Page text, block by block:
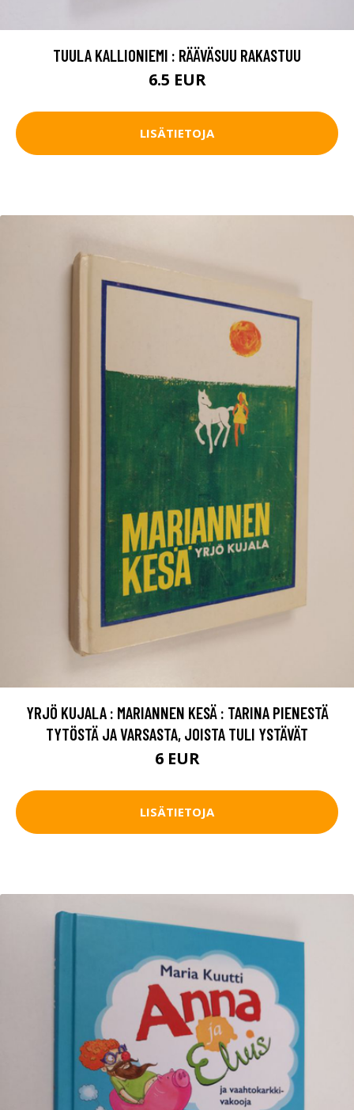
TUULA KALLIONIEMI : RÄÄVÄSUU RAKASTUU
6.5 EUR
LISÄTIETOJA
YRJÖ KUJALA : MARIANNEN KESÄ : TARINA PIENESTÄ
TYTÖSTÄ JA VARSASTA, JOISTA TULI YSTÄVÄT
6 EUR
LISÄTIETOJA